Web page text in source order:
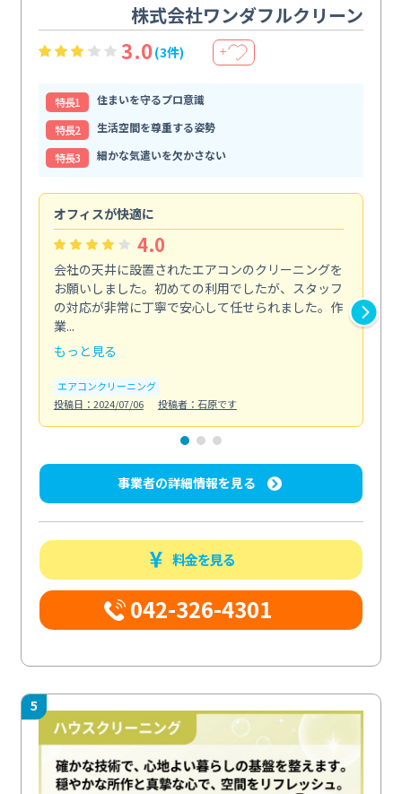
株式会社ワンダフルクリーン
3.0(3件) ＋
特⻑1
住まいを守るプロ意識
特⻑2
生活空間を尊重する姿勢
特⻑3
細かな気遣いを欠かさない
オフィスが快適に
4.0
会社の天井に設置されたエアコンのクリーニングを
お願いしました。初めての利用でしたが、スタッフ
の対応が非常に丁寧で安心して任せられました。作
業...
もっと見る
エアコンクリーニング
投稿日：2024/07/06
投稿者：石原です
事業者の詳細情報を見る
料金を見る
042-326-4301
5